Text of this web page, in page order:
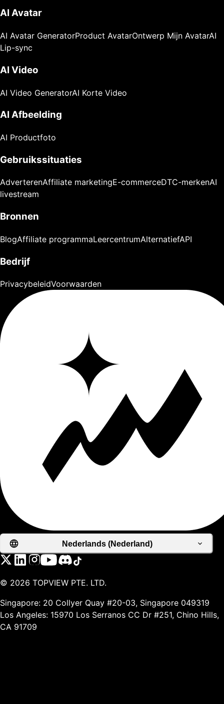
AI Avatar
AI Avatar GeneratorProduct AvatarOntwerp Mijn AvatarAI
Lip-sync
AI Video
AI Video GeneratorAI Korte Video
AI Afbeelding
AI Productfoto
Gebruikssituaties
AdverterenAffiliate marketingE-commerceDTC-merkenAI
livestream
Bronnen
BlogAffiliate programmaLeercentrumAlternatiefAPI
Bedrijf
PrivacybeleidVoorwaarden
Nederlands (Nederland)
© 2026 TOPVIEW PTE. LTD.
Singapore: 20 Collyer Quay #20-03, Singapore 049319
Los Angeles: 15970 Los Serranos CC Dr #251, Chino Hills,
CA 91709